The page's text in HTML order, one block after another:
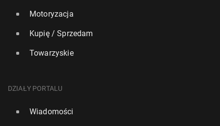
Motoryzacja
Kupię / Sprzedam
Towarzyskie
DZIAŁY PORTALU
Wiadomości